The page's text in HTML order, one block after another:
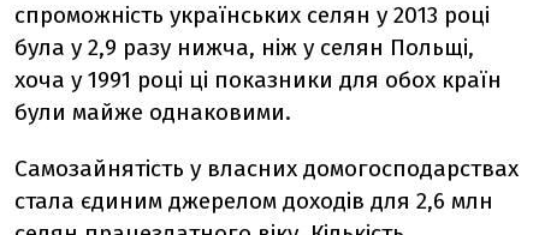
спроможність українських селян у 2013 році
була у 2,9 разу нижча, ніж у селян Польщі,
хоча у 1991 році ці показники для обох країн
були майже однаковими.
Самозайнятість у власних домогосподарствах
стала єдиним джерелом доходів для 2,6 млн